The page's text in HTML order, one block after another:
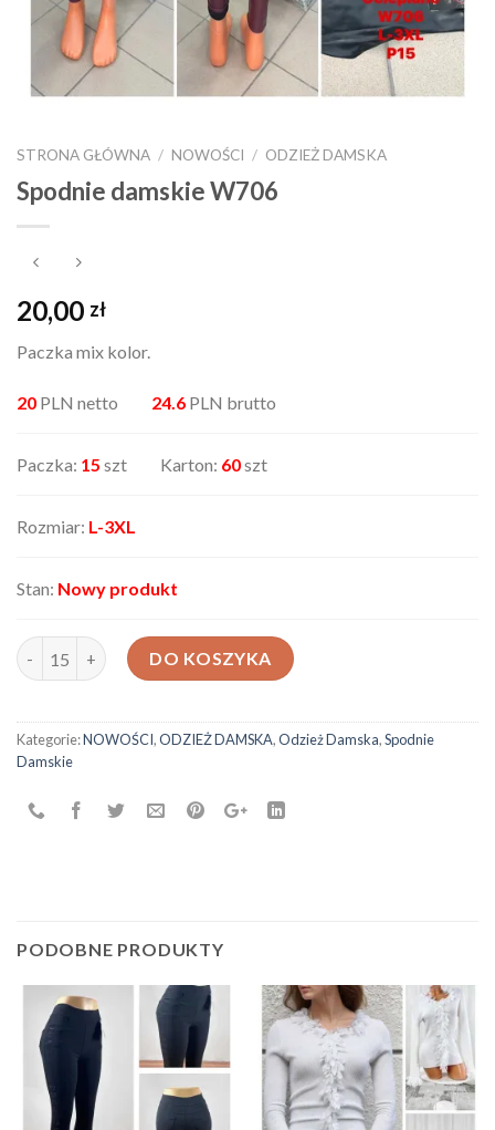
STRONA GŁÓWNA / NOWOŚCI / ODZIEŻ DAMSKA
Spodnie damskie W706
20,00 zł
Paczka mix kolor.
20 PLN netto 24.6 PLN brutto
Paczka: 15 szt Karton: 60szt
Rozmiar: L-3XL
Stan: Nowy produkt
ilość Spodnie damskie W706
DO KOSZYKA
Kategorie:NOWOŚCI,ODZIEŻ DAMSKA,Odzież Damska,Spodnie
Damskie
PODOBNE PRODUKTY